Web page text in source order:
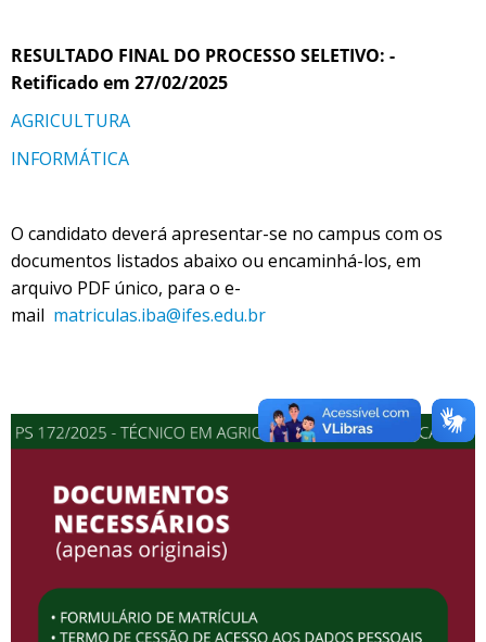
RESULTADO FINAL DO PROCESSO SELETIVO: -
Retificado em 27/02/2025
AGRICULTURA
INFORMÁTICA
O candidato deverá apresentar-se no campus com os
documentos listados abaixo ou encaminhá-los, em
arquivo PDF único, para o e-
mail matriculas.iba@ifes.edu.br